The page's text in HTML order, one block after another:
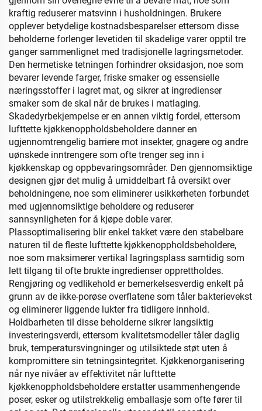
kraftig reduserer matsvinn i husholdningen. Brukere
opplever betydelige kostnadsbesparelser ettersom disse
beholderne forlenger levetiden til skadelige varer opptil tre
ganger sammenlignet med tradisjonelle lagringsmetoder.
Den hermetiske tetningen forhindrer oksidasjon, noe som
bevarer levende farger, friske smaker og essensielle
næringsstoffer i lagret mat, og sikrer at ingredienser
smaker som de skal når de brukes i matlaging.
Skadedyrbekjempelse er en annen viktig fordel, ettersom
lufttette kjøkkenoppholdsbeholdere danner en
ugjennomtrengelig barriere mot insekter, gnagere og andre
uønskede inntrengere som ofte trenger seg inn i
kjøkkenskap og oppbevaringsområder. Den gjennomsiktige
designen gjør det mulig å umiddelbart få oversikt over
beholdningene, noe som eliminerer usikkerheten forbundet
med ugjennomsiktige beholdere og reduserer
sannsynligheten for å kjøpe doble varer.
Plassoptimalisering blir enkel takket være den stabelbare
naturen til de fleste lufttette kjøkkenoppholdsbeholdere,
noe som maksimerer vertikal lagringsplass samtidig som
lett tilgang til ofte brukte ingredienser opprettholdes.
Rengjøring og vedlikehold er bemerkelsesverdig enkelt på
grunn av de ikke-porøse overflatene som tåler bakterievekst
og eliminerer liggende lukter fra tidligere innhold.
Holdbarheten til disse beholderne sikrer langsiktig
investeringsverdi, ettersom kvalitetsmodeller tåler daglig
bruk, temperatursvingninger og utilsiktede støt uten å
kompromittere sin tetningsintegritet. Kjøkkenorganisering
når nye nivåer av effektivitet når lufttette
kjøkkenoppholdsbeholdere erstatter usammenhengende
poser, esker og utilstrekkelig emballasje som ofte fører til